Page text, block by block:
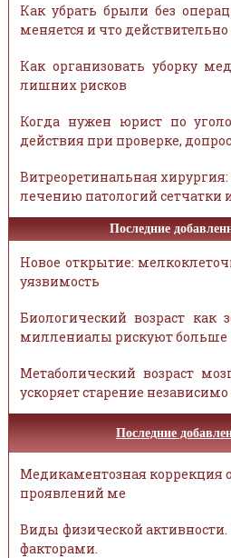
Как убрать брыли без
меняется и что
Как организовать уборку
лишних рисков
Когда нужен юрист по
действия при проверке,
Витреоретинальная
лечению патологий сетчатки
Последние
Новое открытие:
уязвимость
Биологический возраст как
миллениалы рискуют больше
Метаболический возраст
ускоряет старение
Последние
Медикаментозная коррекция
проявлений ме
Виды физической активности.
факторами.